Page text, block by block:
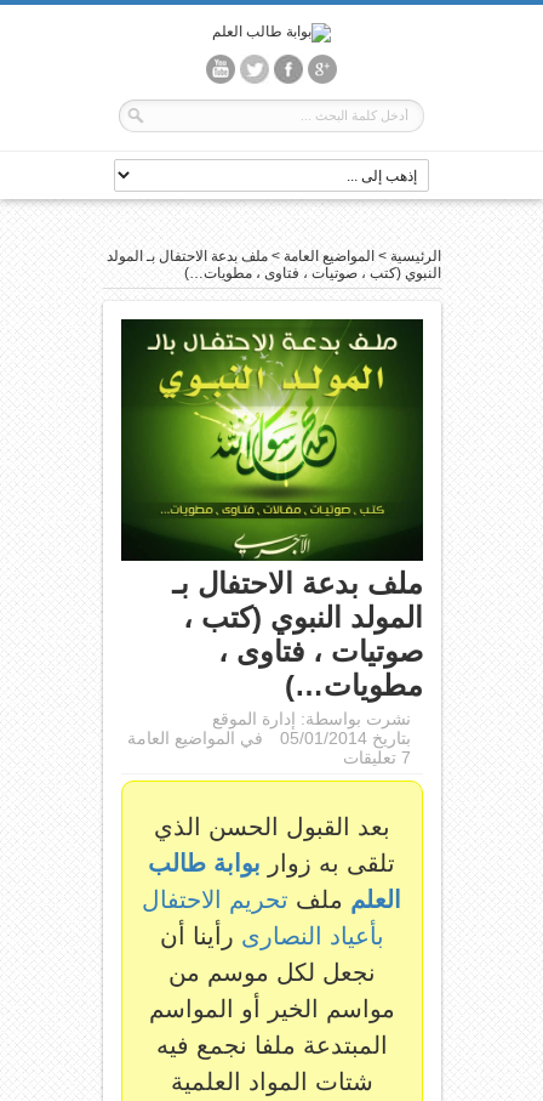
الرئيسية > المواضيع العامة >ملف بدعة الاحتفال بـ المولد
النبوي (كتب ، صوتيات ، فتاوى ، مطويات…)
ملف بدعة الاحتفال بـ
المولد النبوي (كتب ،
صوتيات ، فتاوى ،
مطويات…)
نشرت بواسطة: إدارة الموقع
بتاريخ 05/01/2014
في
المواضيع العامة
7 تعليقات
بعد القبول الحسن الذي
تلقى به زوار بوابة طالب
العلم ملف تحريم الاحتفال
بأعياد النصارى رأينا أن
نجعل لكل موسم من
مواسم الخير أو المواسم
المبتدعة ملفا نجمع فيه
شتات المواد العلمية